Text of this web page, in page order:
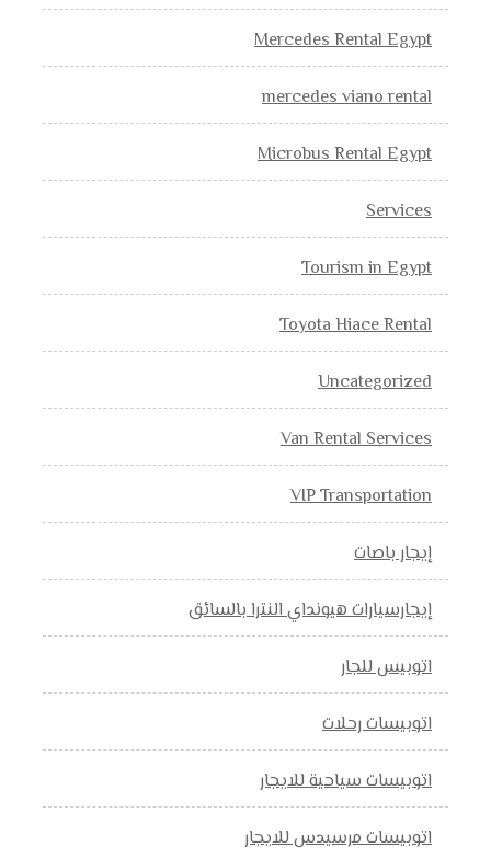
Mercedes Rental Egypt
mercedes viano rental
Microbus Rental Egypt
Services
Tourism in Egypt
Toyota Hiace Rental
Uncategorized
Van Rental Services
VIP Transportation
إيجار باصات
إيجارسيارات هيونداي النترا بالسائق
اتوبيس للجار
اتوبيسات رحلات
اتوبيسات سياحية للايجار
اتوبيسات مرسيدس للايجار